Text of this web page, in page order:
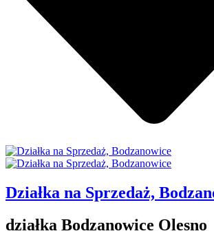
Działka na Sprzedaż,
działka Bodzanowice Olesno